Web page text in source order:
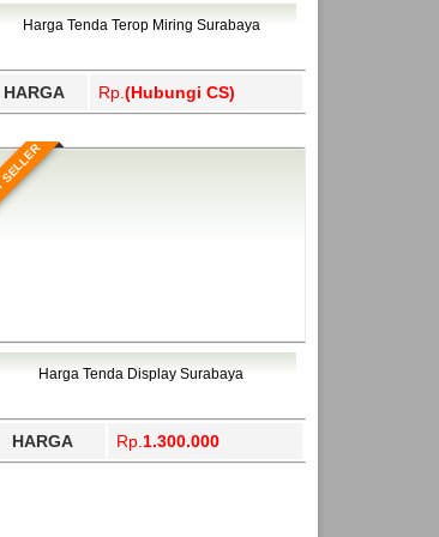
Yogyakarta.
Harga Tenda Terop Miring Surabaya
HARGA Rp. (Hubungi CS)
Harga Tenda Display Surabaya
HARGA Rp. 1.300.000